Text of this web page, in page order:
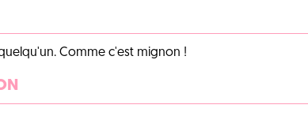
Comme c'est mignon !